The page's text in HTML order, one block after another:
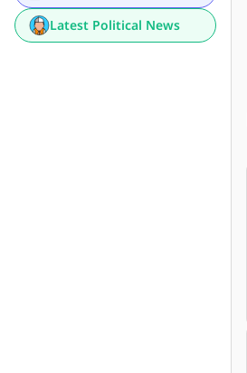
Latest Political News